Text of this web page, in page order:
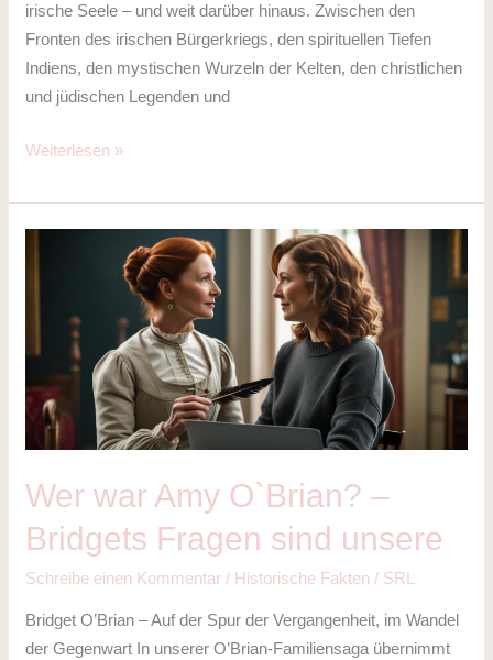
irische Seele – und weit darüber hinaus. Zwischen den
Fronten des irischen Bürgerkriegs, den spirituellen Tiefen
Indiens, den mystischen Wurzeln der Kelten, den christlichen
und jüdischen Legenden und
Weiterlesen »
Wer war Amy O`Brian? –
Bridgets Fragen sind unsere
Schreibe einen Kommentar / Historische Fakten / SRL
Bridget O’Brian – Auf der Spur der Vergangenheit, im Wandel
der Gegenwart In unserer O’Brian-Familiensaga übernimmt
O`Brian?
–
Bridgets
Fragen
sind